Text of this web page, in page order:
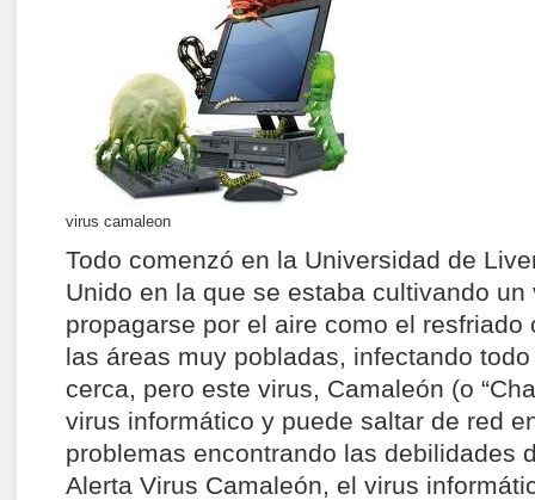
virus camaleon
Todo comenzó en la Universidad de
Unido en la que se estaba cultivando
propagarse por el aire como el resfriado
las áreas muy pobladas, infectando
cerca, pero este virus, Camaleón (o
virus informático y puede saltar de red
problemas encontrando las debilidades
Alerta Virus Camaleón, el virus